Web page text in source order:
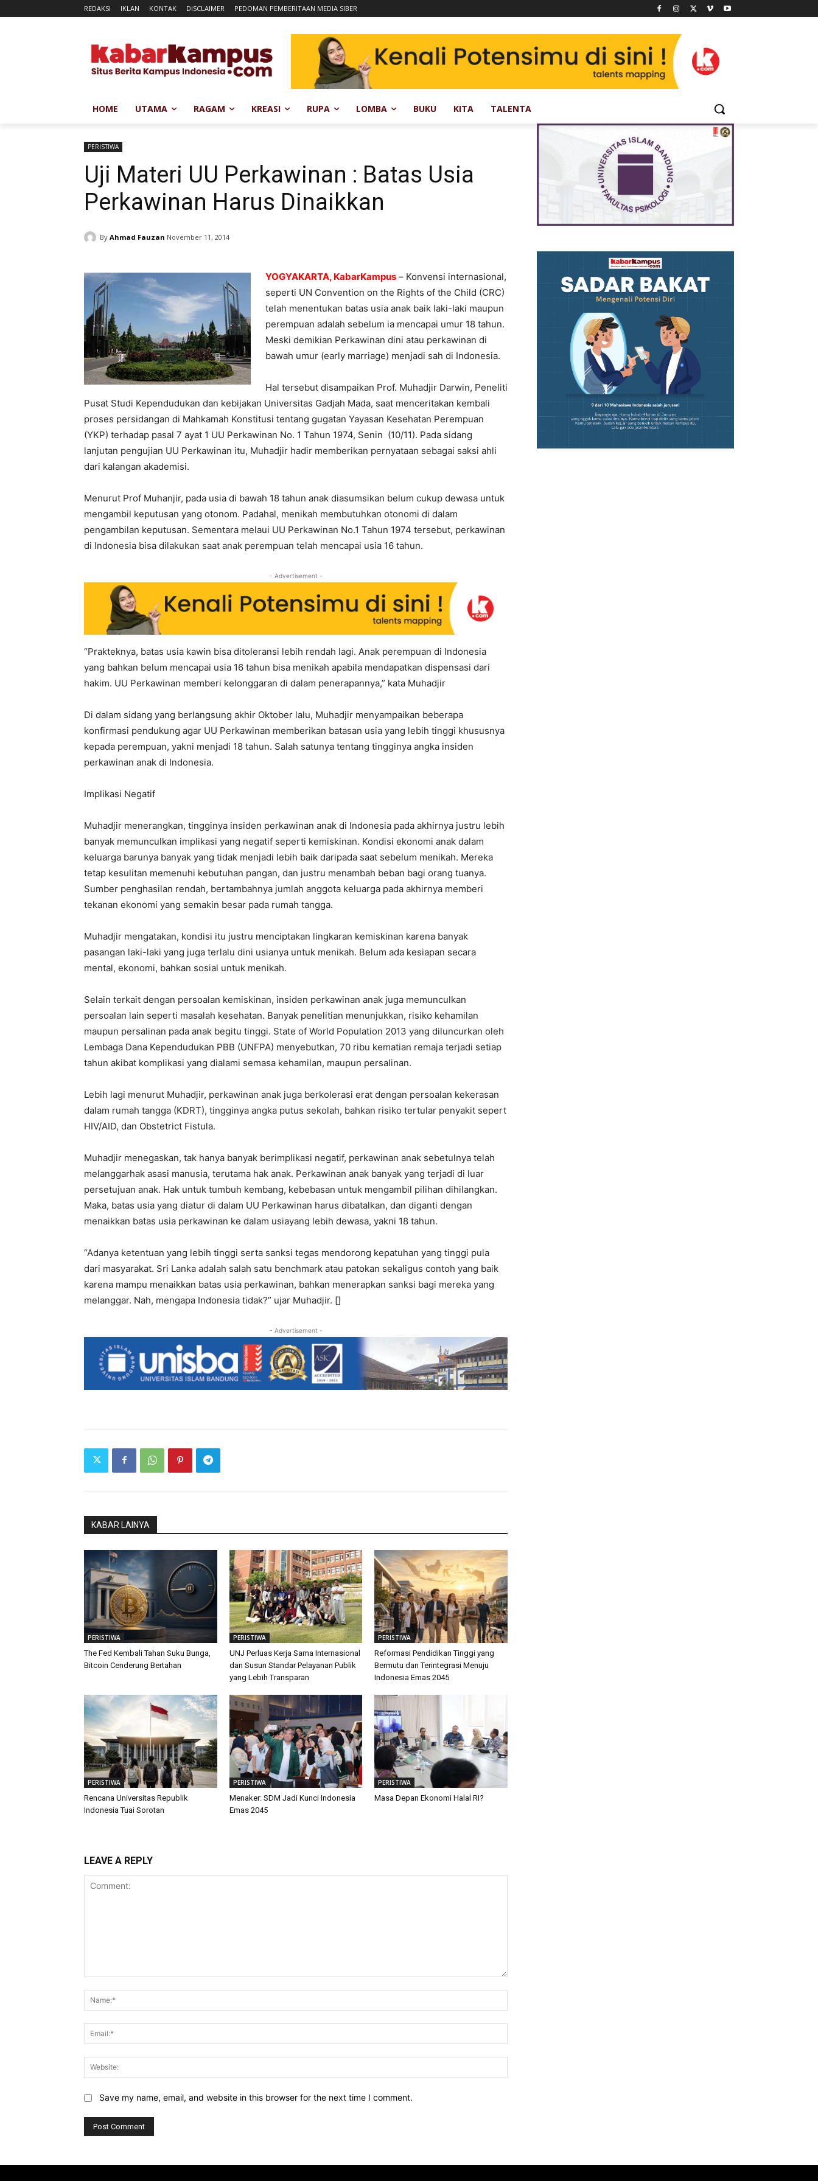
REDAKSI IKLAN KONTAK DISCLAIMER PEDOMAN PEMBERITAAN MEDIA SIBER
HOME UTAMA RAGAM KREASI RUPA LOMBA BUKU KITA TALENTA
PERISTIWA
Uji Materi UU Perkawinan : Batas Usia
Perkawinan Harus Dinaikkan
By Ahmad Fauzan November 11, 2014
YOGYAKARTA, KabarKampus – Konvensi internasional,
seperti UN Convention on the Rights of the Child (CRC)
telah menentukan batas usia anak baik laki-laki maupun
perempuan adalah sebelum ia mencapai umur 18 tahun.
Meski demikian Perkawinan dini atau perkawinan di
bawah umur (early marriage) menjadi sah di Indonesia.
Hal tersebut disampaikan Prof. Muhadjir Darwin, Peneliti
Pusat Studi Kependudukan dan kebijakan Universitas Gadjah Mada, saat menceritakan kembali
proses persidangan di Mahkamah Konstitusi tentang gugatan Yayasan Kesehatan Perempuan
(YKP) terhadap pasal 7 ayat 1 UU Perkawinan No. 1 Tahun 1974, Senin (10/11). Pada sidang
lanjutan pengujian UU Perkawinan itu, Muhadjir hadir memberikan pernyataan sebagai saksi ahli
dari kalangan akademisi.
Menurut Prof Muhanjir, pada usia di bawah 18 tahun anak diasumsikan belum cukup dewasa untuk
mengambil keputusan yang otonom. Padahal, menikah membutuhkan otonomi di dalam
pengambilan keputusan. Sementara melaui UU Perkawinan No.1 Tahun 1974 tersebut, perkawinan
di Indonesia bisa dilakukan saat anak perempuan telah mencapai usia 16 tahun.
- Advertisement -
“Prakteknya, batas usia kawin bisa ditoleransi lebih rendah lagi. Anak perempuan di Indonesia
yang bahkan belum mencapai usia 16 tahun bisa menikah apabila mendapatkan dispensasi dari
hakim. UU Perkawinan memberi kelonggaran di dalam penerapannya,” kata Muhadjir
Di dalam sidang yang berlangsung akhir Oktober lalu, Muhadjir menyampaikan beberapa
konfirmasi pendukung agar UU Perkawinan memberikan batasan usia yang lebih tinggi khususnya
kepada perempuan, yakni menjadi 18 tahun. Salah satunya tentang tingginya angka insiden
perkawinan anak di Indonesia.
Implikasi Negatif
Muhadjir menerangkan, tingginya insiden perkawinan anak di Indonesia pada akhirnya justru lebih
banyak memunculkan implikasi yang negatif seperti kemiskinan. Kondisi ekonomi anak dalam
keluarga barunya banyak yang tidak menjadi lebih baik daripada saat sebelum menikah. Mereka
tetap kesulitan memenuhi kebutuhan pangan, dan justru menambah beban bagi orang tuanya.
Sumber penghasilan rendah, bertambahnya jumlah anggota keluarga pada akhirnya memberi
tekanan ekonomi yang semakin besar pada rumah tangga.
Muhadjir mengatakan, kondisi itu justru menciptakan lingkaran kemiskinan karena banyak
pasangan laki-laki yang juga terlalu dini usianya untuk menikah. Belum ada kesiapan secara
mental, ekonomi, bahkan sosial untuk menikah.
Selain terkait dengan persoalan kemiskinan, insiden perkawinan anak juga memunculkan
persoalan lain seperti masalah kesehatan. Banyak penelitian menunjukkan, risiko kehamilan
maupun persalinan pada anak begitu tinggi. State of World Population 2013 yang diluncurkan oleh
Lembaga Dana Kependudukan PBB (UNFPA) menyebutkan, 70 ribu kematian remaja terjadi setiap
tahun akibat komplikasi yang dialami semasa kehamilan, maupun persalinan.
Lebih lagi menurut Muhadjir, perkawinan anak juga berkolerasi erat dengan persoalan kekerasan
dalam rumah tangga (KDRT), tingginya angka putus sekolah, bahkan risiko tertular penyakit sepert
HIV/AID, dan Obstetrict Fistula.
Muhadjir menegaskan, tak hanya banyak berimplikasi negatif, perkawinan anak sebetulnya telah
melanggarhak asasi manusia, terutama hak anak. Perkawinan anak banyak yang terjadi di luar
persetujuan anak. Hak untuk tumbuh kembang, kebebasan untuk mengambil pilihan dihilangkan.
Maka, batas usia yang diatur di dalam UU Perkawinan harus dibatalkan, dan diganti dengan
menaikkan batas usia perkawinan ke dalam usiayang lebih dewasa, yakni 18 tahun.
“Adanya ketentuan yang lebih tinggi serta sanksi tegas mendorong kepatuhan yang tinggi pula
dari masyarakat. Sri Lanka adalah salah satu benchmark atau patokan sekaligus contoh yang baik
karena mampu menaikkan batas usia perkawinan, bahkan menerapkan sanksi bagi mereka yang
melanggar. Nah, mengapa Indonesia tidak?” ujar Muhadjir. []
- Advertisement -
KABAR LAINYA
PERISTIWA
The Fed Kembali Tahan Suku Bunga,
Bitcoin Cenderung Bertahan
PERISTIWA
UNJ Perluas Kerja Sama Internasional
dan Susun Standar Pelayanan Publik
yang Lebih Transparan
PERISTIWA
Reformasi Pendidikan Tinggi yang
Bermutu dan Terintegrasi Menuju
Indonesia Emas 2045
PERISTIWA
Rencana Universitas Republik
Indonesia Tuai Sorotan
PERISTIWA
Menaker: SDM Jadi Kunci Indonesia
Emas 2045
PERISTIWA
Masa Depan Ekonomi Halal RI?
LEAVE A REPLY
Save my name, email, and website in this browser for the next time I comment.